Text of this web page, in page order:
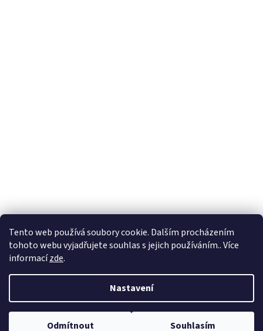
Tento web používá soubory cookie. Dalším procházením
tohoto webu vyjadřujete souhlas s jejich používáním.. Více
informacízde.
Nastavení
Odmítnout Souhlasím
Modely jsou určeny pro dospělé modeláře a nelze jej z hlediska
legislativy považovat za hračku. Nevhodné pro děti do 14 let z důvodu